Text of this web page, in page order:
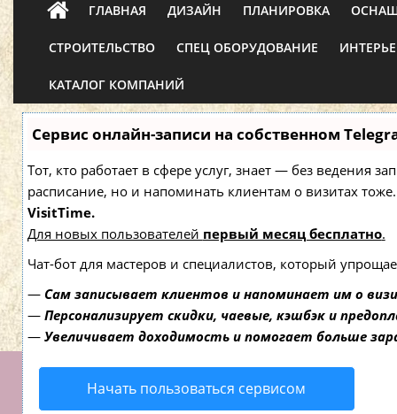
ГЛАВНАЯ ДИЗАЙН ПЛАНИРОВКА
СТРОИТЕЛЬСТВО СПЕЦ ОБОРУДОВАНИЕ
КАТАЛОГ КОМПАНИЙ
Сервис онлайн-записи на собственном
Тот, кто работает в сфере услуг, знает — без ведения
расписание, но и напоминать клиентам о визитах
VisitTime.
Для новых пользователей первый месяц бесплатно.
Чат-бот для мастеров и специалистов, который
— Сам записывает клиентов и напоминает им о
— Персонализирует скидки, чаевые, кэшбэк и
— Увеличивает доходимость и помогает больше
Начать пользоваться сервисом